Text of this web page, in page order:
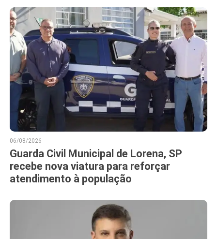
06/08/2026
Guarda Civil Municipal de Lorena, SP
recebe nova viatura para reforçar
atendimento à população